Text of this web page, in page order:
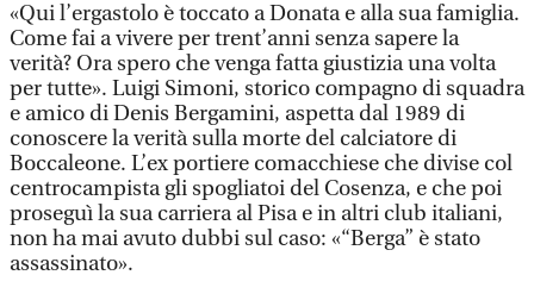
«Qui l’ergastolo è toccato a Donata e alla sua famiglia.
Come fai a vivere per trent’anni senza sapere la
verità? Ora spero che venga fatta giustizia una volta
per tutte». Luigi Simoni, storico compagno di squadra
e amico di Denis Bergamini, aspetta dal 1989 di
conoscere la verità sulla morte del calciatore di
Boccaleone. L’ex portiere comacchiese che divise col
centrocampista gli spogliatoi del Cosenza, e che poi
proseguì la sua carriera al Pisa e in altri club italiani,
non ha mai avuto dubbi sul caso: «“Berga” è stato
assassinato».